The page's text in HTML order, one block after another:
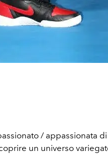
/ appassionata
un universo